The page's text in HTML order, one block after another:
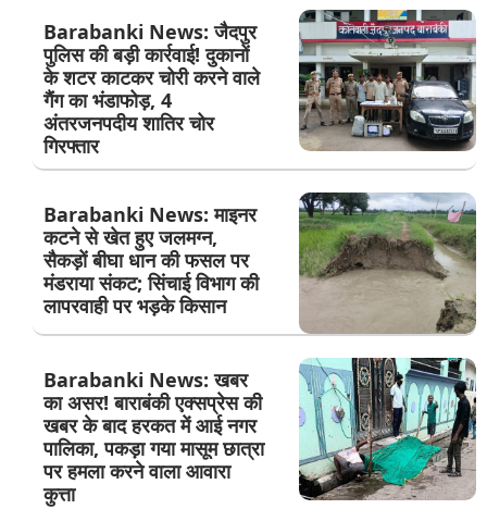
Barabanki News: जैदपुर
पुलिस की बड़ी कार्रवाई! दुकानों
के शटर काटकर चोरी करने वाले
गैंग का भंडाफोड़, 4
अंतरजनपदीय शातिर चोर
गिरफ्तार
Barabanki News: माइनर
कटने से खेत हुए जलमग्न,
सैकड़ों बीघा धान की फसल पर
मंडराया संकट; सिंचाई विभाग की
लापरवाही पर भड़के किसान
Barabanki News: खबर
का असर! बाराबंकी एक्सप्रेस की
खबर के बाद हरकत में आई नगर
पालिका, पकड़ा गया मासूम छात्रा
पर हमला करने वाला आवारा
कुत्ता